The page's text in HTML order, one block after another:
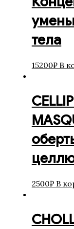
тела
15200₽ В
2500₽ В